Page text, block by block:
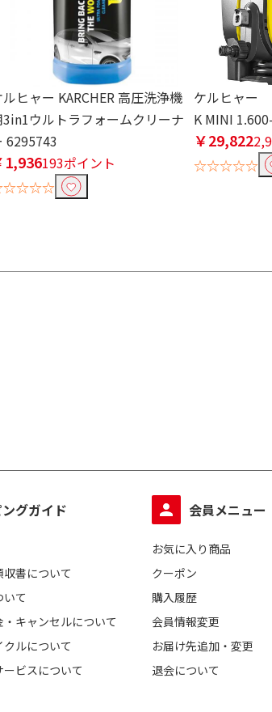
ルヒャー KARCHER 高圧洗浄機
3in1ウルトラフォームクリーナ
6295743
1,936193ポイント
ケルヒャー
K MINI
￥29,822
☆☆☆☆☆
グガイド
書について
て
キャンセルについて
ルについて
ビスについて
会員メニュー
お気に入り商品
クーポン
購入履歴
会員情報変更
お届け先追加・変更
退会について